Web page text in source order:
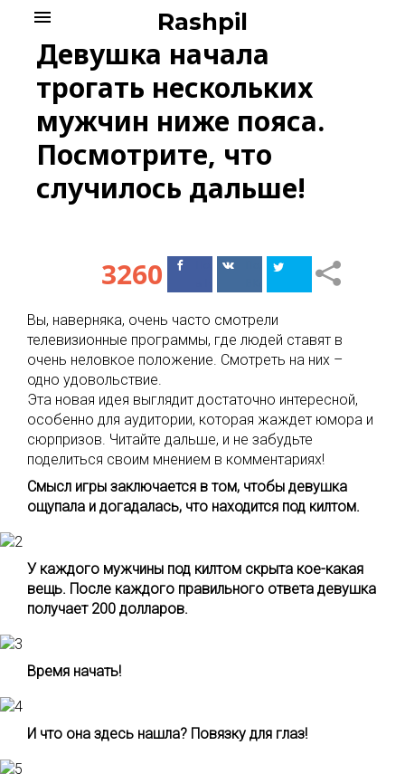
content
Rashpil
menu
Девушка начала
трогать нескольких
мужчин ниже пояса.
Посмотрите, что
случилось дальше!
3260
ПоделитьсяПоделиться
Вы, наверняка, очень часто смотрели
телевизионные программы, где людей ставят в
очень неловкое положение. Смотреть на них –
одно удовольствие.
Эта новая идея выглядит достаточно интересной,
особенно для аудитории, которая жаждет юмора и
сюрпризов. Читайте дальше, и не забудьте
поделиться своим мнением в комментариях!
Смысл игры заключается в том, чтобы девушка
ощупала и догадалась, что находится под килтом.
У каждого мужчины под килтом скрыта кое-какая
вещь. После каждого правильного ответа девушка
получает 200 долларов.
Время начать!
И что она здесь нашла? Повязку для глаз!